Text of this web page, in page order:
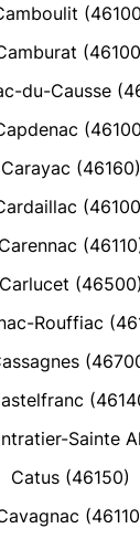
du-Causse
Carayac (46160)
Carennac
Carlucet (46500)
Rouffiac
Sainte
Catus (46150)